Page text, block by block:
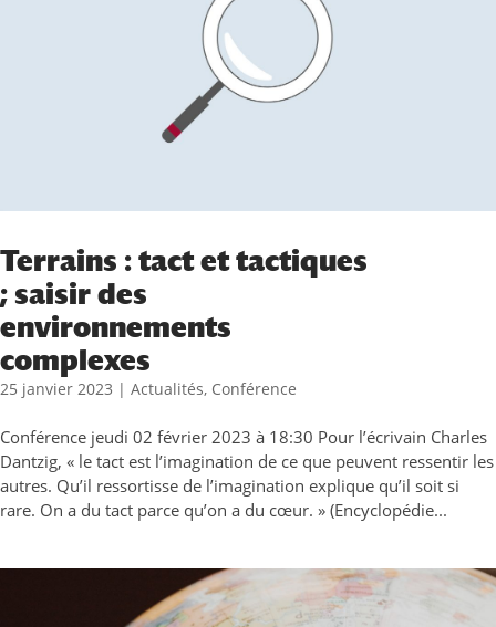
Terrains : tact et tactiques
; saisir des
environnements
complexes
25 janvier 2023 | Actualités, Conférence
Conférence jeudi 02 février 2023 à 18:30 Pour l’écrivain Charles
Dantzig, « le tact est l’imagination de ce que peuvent ressentir les
autres. Qu’il ressortisse de l’imagination explique qu’il soit si
rare. On a du tact parce qu’on a du cœur. » (Encyclopédie...